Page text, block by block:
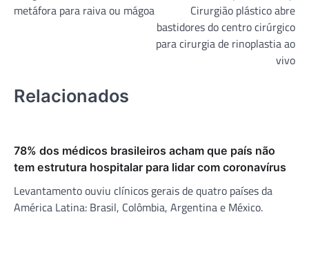
Post
metáfora para raiva ou mágoa
Cirurgião plástico abre
bastidores do centro cirúrgico
para cirurgia de rinoplastia ao
vivo
Relacionados
78% dos médicos brasileiros acham que país não
tem estrutura hospitalar para lidar com coronavírus
Levantamento ouviu clínicos gerais de quatro países da
América Latina: Brasil, Colômbia, Argentina e México.